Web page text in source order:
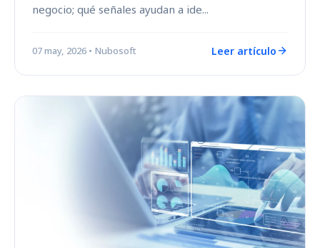
negocio; qué señales ayudan a ide...
07 may, 2026 • Nubosoft Leer artículo